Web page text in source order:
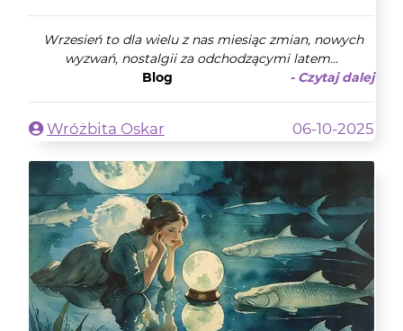
Wrzesień to dla wielu z nas miesiąc zmian, nowych
wyzwań, nostalgii za odchodzącymi latem...
Blog
- Czytaj dalej
Wróżbita Oskar 06-10-2025